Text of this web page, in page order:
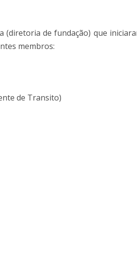
(diretoria de fundação) que
membros:
de Transito)